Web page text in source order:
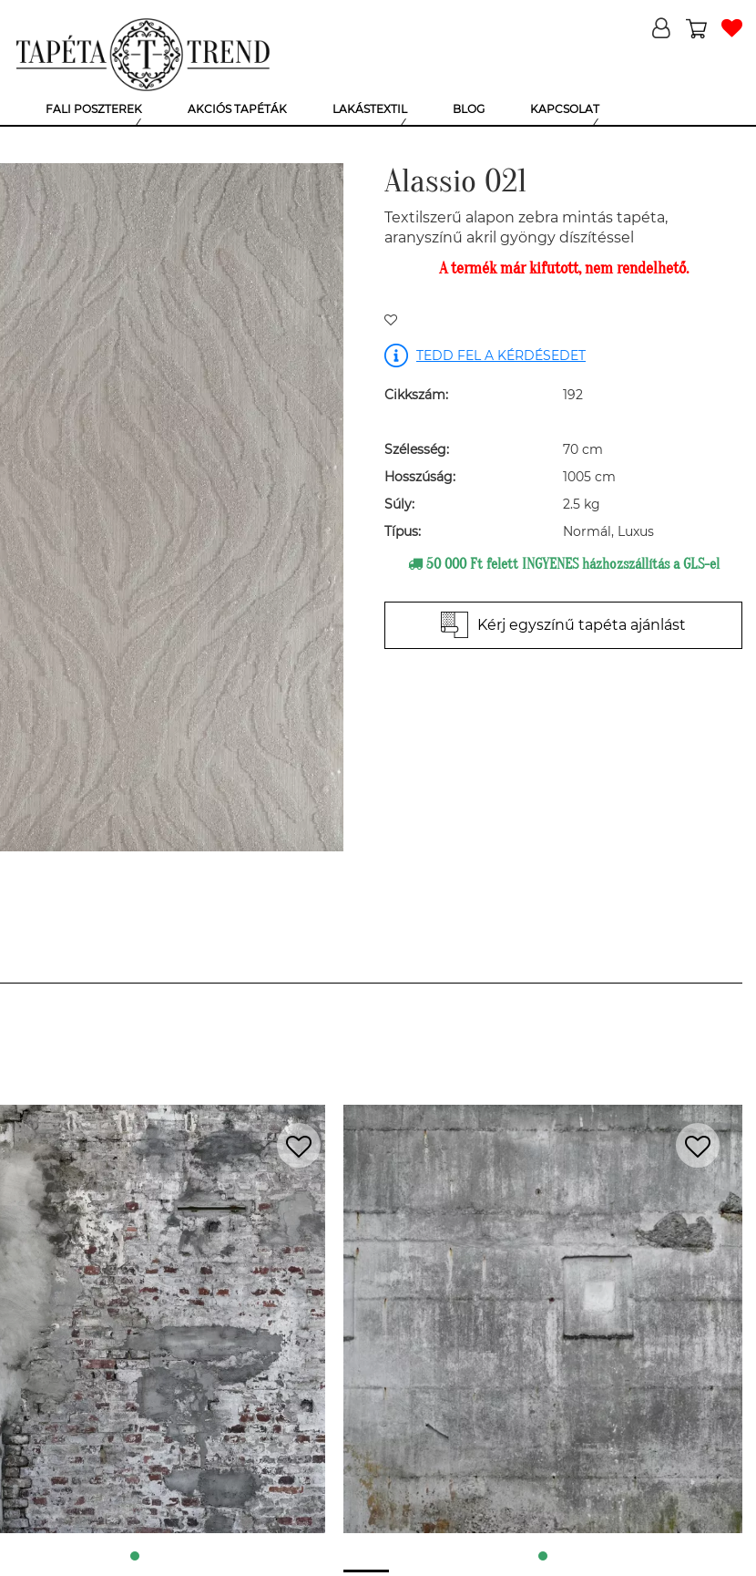
FALI POSZTEREK AKCIÓS TAPÉTÁK LAKÁSTEXTIL BLOG KAPCSOLAT
Alassio 021
Textilszerű alapon zebra mintás tapéta,
aranyszínű akril gyöngy díszítéssel
A termék már kifutott, nem rendelhető.
TEDD FEL A KÉRDÉSEDET
Cikkszám: 192
Szélesség:
70 cm
Hosszúság:
1005 cm
Súly:
2.5 kg
Típus:
Normál, Luxus
50 000 Ft felett INGYENES házhozszállítás a GLS-el
Kérj egyszínű tapéta ajánlást